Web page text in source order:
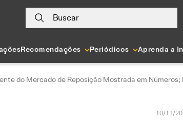
Buscar
Recomendações Periódicos Aprenda a
do Mercado de Reposição Mostrada em Números;
10/11/